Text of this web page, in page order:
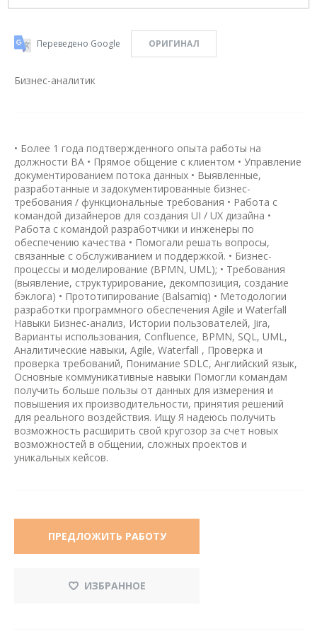
Переведено Google ОРИГИНАЛ
Бизнес-аналитик
• Более 1 года подтвержденного опыта работы на
должности BA • Прямое общение с клиентом • Управление
документированием потока данных • Выявленные,
разработанные и задокументированные бизнес-
требования / функциональные требования • Работа с
командой дизайнеров для создания UI / UX дизайна •
Работа с командой разработчики и инженеры по
обеспечению качества • Помогали решать вопросы,
связанные с обслуживанием и поддержкой. • Бизнес-
процессы и моделирование (BPMN, UML); • Требования
(выявление, структурирование, декомпозиция, создание
бэклога) • Прототипирование (Balsamiq) • Методологии
разработки программного обеспечения Agile и Waterfall
Навыки Бизнес-анализ, Истории пользователей, Jira,
Варианты использования, Confluence, BPMN, SQL, UML,
Аналитические навыки, Agile, Waterfall , Проверка и
проверка требований, Понимание SDLC, Английский язык,
Основные коммуникативные навыки Помогли командам
получить больше пользы от данных для измерения и
повышения их производительности, принятия решений
для реального воздействия. Ищу Я надеюсь получить
возможность расширить свой кругозор за счет новых
возможностей в общении, сложных проектов и
уникальных кейсов.
ПРЕДЛОЖИТЬ РАБОТУ
ИЗБРАННОЕ